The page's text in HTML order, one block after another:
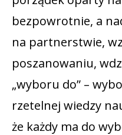
bezpowrotnie, a
na partnerstwie,
poszanowaniu,
„wyboru do” –
rzetelnej wiedzy
że każdy ma do